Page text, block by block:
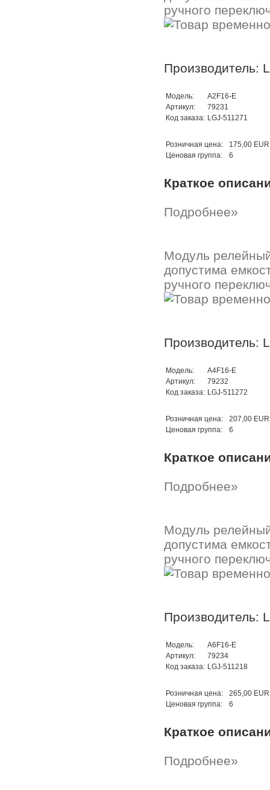
ручного
Производитель:
Модель:
A2F16-E
Артикул:
79231
Код заказа: LGJ-511271
Розничная цена:
175,00 EUR
Ценовая группа:
6
Краткое
Подробнее»
Модуль
допустима
ручного
Производитель:
Модель:
A4F16-E
Артикул:
79232
Код заказа: LGJ-511272
Розничная цена:
207,00 EUR
Ценовая группа:
6
Краткое
Подробнее»
Модуль
допустима
ручного
Производитель:
Модель:
A6F16-E
Артикул:
79234
Код заказа: LGJ-511218
Розничная цена:
265,00 EUR
Ценовая группа:
6
Краткое
Подробнее»